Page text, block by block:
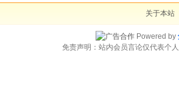
关于本站
Powered by
免责声明：站内会员言论仅代表个